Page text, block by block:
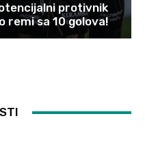
protivnik
remi sa 10 golova!